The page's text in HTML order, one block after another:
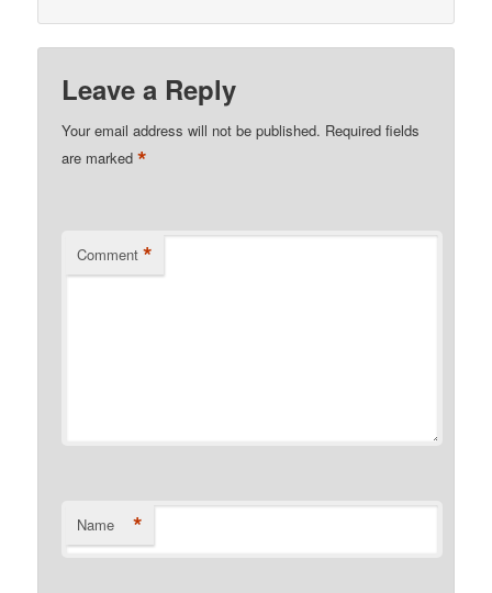
Leave a Reply
Your email address will not be published. Required fields
are marked*
Comment *
Name *